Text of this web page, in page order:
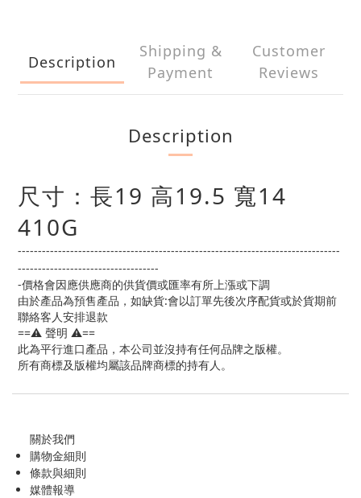
Description
Shipping &
Payment
Customer
Reviews
Description
尺寸：長19 高19.5 寬14
410G
--------------------------------------------------------------------------------
-----------------------------------
-價格會因應供應商的供貨價或匯率有所上漲或下調
由於產品為預售產品，如缺貨:會以訂單先後次序配貨或於貨期前
聯絡客人安排退款
==⚠️ 聲明 ⚠️==
此為平行進口產品，本公司並沒持有任何品牌之版權。
所有商標及版權均屬該品牌商標的持有人。
關於我們
購物金細則
條款與細則
媒體報導